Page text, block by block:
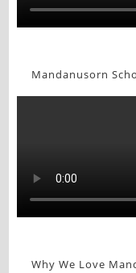
Mandanusorn
Why We Love